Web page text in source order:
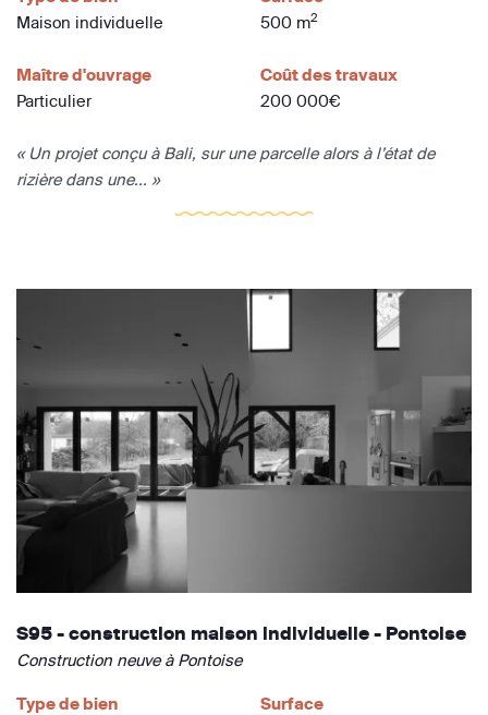
Maison individuelle
500 m2
Maître d'ouvrage
Particulier
Coût des travaux
200 000€
« Un projet conçu à Bali, sur une parcelle alors à l’état de
rizière dans une... »
S95 - construction maison individuelle - Pontoise
Construction neuve à Pontoise
Type de bien
Surface